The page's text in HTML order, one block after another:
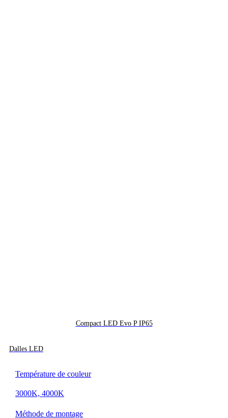
Compact LED Evo P IP65
Dalles LED
Température de couleur
3000K, 4000K
Méthode de montage